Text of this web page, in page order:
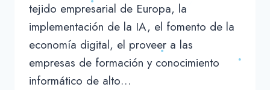
tejido empresarial de Europa, la
implementación de la IA, el fomento de la
economía digital, el proveer a las
empresas de formación y conocimiento
informático de alto…